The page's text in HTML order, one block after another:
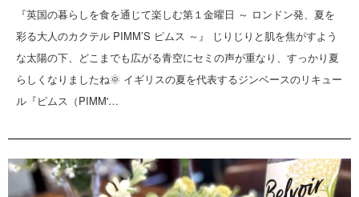
『英国の暮らしを食を通じて楽しむ第１金曜日 ～ ロンドン発、夏を
彩る大人のカクテル PIMM’S ピムス ～』 じりじりと肌を焦がすよう
な太陽の下、どこまでも広がる青空にセミの声が重なり、すっかり夏
らしくなりましたね🌞 イギリスの夏を代表するジンベースのリキュー
ル『ピムス（PIMM'…